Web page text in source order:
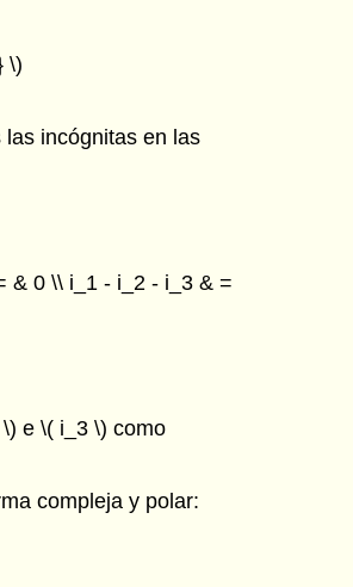
\)
incógnitas en las
& 0 \\ i_1 - i_2 - i_3 & =
e \( i_3 \) como
compleja y polar: